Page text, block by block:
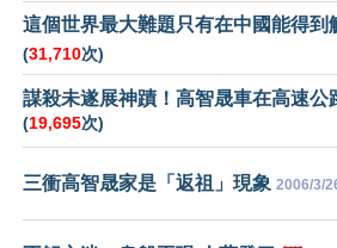
這個世界最大難題只有在中國能得到
(31,710次)
謀殺未遂展神蹟！高智晟車在高速公
(19,695次)
三衝高智晟家是「返祖」現象 2006/3/